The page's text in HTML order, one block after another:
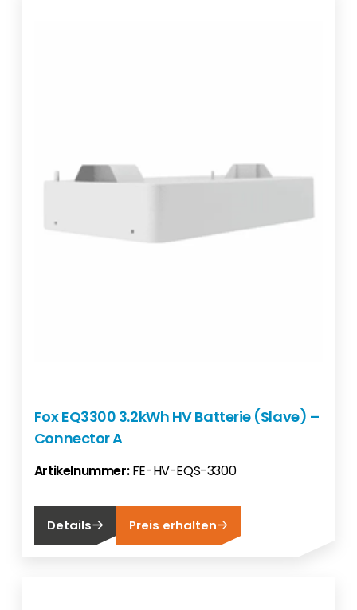
Fox EQ3300 3.2kWh HV Batterie (Slave) –
Connector A
Artikelnummer:FE-HV-EQS-3300
Details Preis erhalten